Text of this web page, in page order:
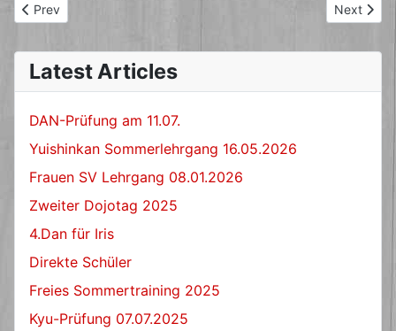
Previous article: Iris Luhle
Prev Next
Next
Latest Articles
DAN-Prüfung am 11.07.
Yuishinkan Sommerlehrgang 16.05.2026
Frauen SV Lehrgang 08.01.2026
Zweiter Dojotag 2025
4.Dan für Iris
Direkte Schüler
Freies Sommertraining 2025
Kyu-Prüfung 07.07.2025